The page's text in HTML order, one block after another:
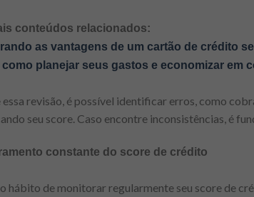
conteúdos relacionados:
as vantagens de um cartão de crédito
como planejar seus gastos e economizar em
essa revisão, é possível identificar erros, como
seu score. Caso encontre inconsistências, é
constante do score de crédito
hábito de monitorar regularmente seu score de